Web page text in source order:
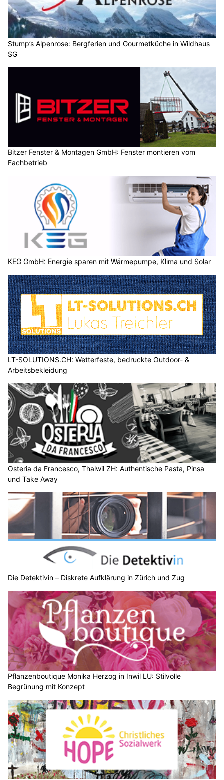
Stump’s Alpenrose: Bergferien und Gourmetküche in Wildhaus
SG
Bitzer Fenster & Montagen GmbH: Fenster montieren vom
Fachbetrieb
KEG GmbH: Energie sparen mit Wärmepumpe, Klima und Solar
LT-SOLUTIONS.CH: Wetterfeste, bedruckte Outdoor- &
Arbeitsbekleidung
Osteria da Francesco, Thalwil ZH: Authentische Pasta, Pinsa
und Take Away
Die Detektivin – Diskrete Aufklärung in Zürich und Zug
Pflanzenboutique Monika Herzog in Inwil LU: Stilvolle
Begrünung mit Konzept